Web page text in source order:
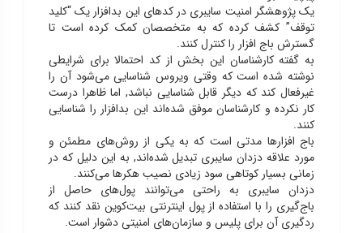
یک پژوهشگر امنیت سایبری در کدهای این بدافزار یک “کلید
توقف” کشف کرده که به متخصصان کمک کرده است تا
گسترش باج افزار را کنترل کنند.
به گفته کارشناسان این بخش از کد احتمالا برای شرایطی
نوشته شده است که وقتی ویروس شناسایی می‌شود آن را
غیرفعال کند که دیگر قابل شناسایی نباشد, اما ظاهرا درست
کار نکرده و کارشناسان موفق شده‌اند این بدافزار را شناسایی
کنند.
باج افزارها مدتی است که به یکی از روش‌های مطمئن و
مورد علاقه دزدان سایبری تبدیل شده‌اند, به این دلیل که در
زمانی بسیار کوتاهی سود زیادی نصیب هکرها می‌کنند.
دزدان سایبری به راحتی می‌توانند پول‌های حاصل از
باج‌گیری را با استفاده از پول اینترنتی بیت‌کوین نقد کنند که
ردگیری آن برای پلیس و سازمان‌های امنیتی دشوار است.